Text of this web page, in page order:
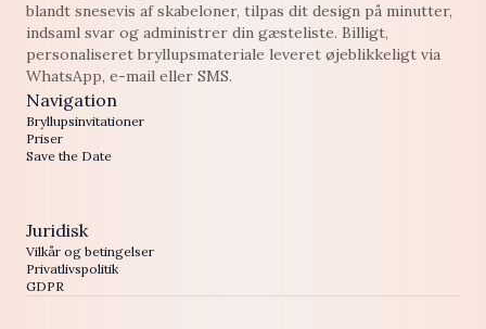
blandt snesevis af skabeloner, tilpas dit design på minutter,
indsaml svar og administrer din gæsteliste. Billigt,
personaliseret bryllupsmateriale leveret øjeblikkeligt via
WhatsApp, e-mail eller SMS.
Navigation
Bryllupsinvitationer
Priser
Save the Date
Juridisk
Vilkår og betingelser
Privatlivspolitik
GDPR